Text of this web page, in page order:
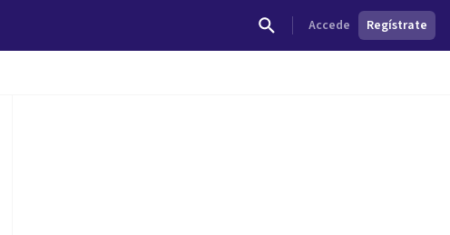
Accede Regístrate